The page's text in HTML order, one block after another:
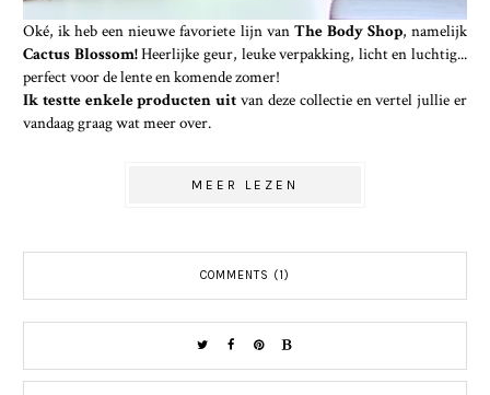
Oké, ik heb een nieuwe favoriete lijn van The Body Shop, namelijk
Cactus Blossom!Heerlijke geur, leuke verpakking, licht en luchtig...
perfect voor de lente en komende zomer!
Ik testte enkele producten uit van deze collectie en vertel jullie er
vandaag graag wat meer over.
MEER LEZEN
COMMENTS (1)